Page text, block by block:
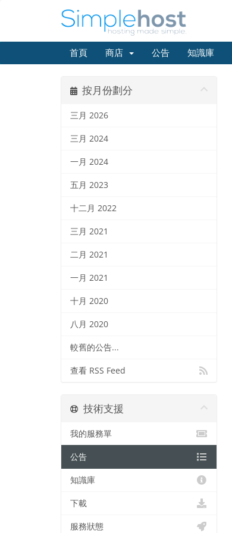
首頁 商店 公告 知識庫
按月份劃分
三月 2026
三月 2024
一月 2024
五月 2023
十二月 2022
三月 2021
二月 2021
一月 2021
十月 2020
八月 2020
較舊的公告...
查看 RSS Feed
技術支援
我的服務單
公告
知識庫
下載
服務狀態